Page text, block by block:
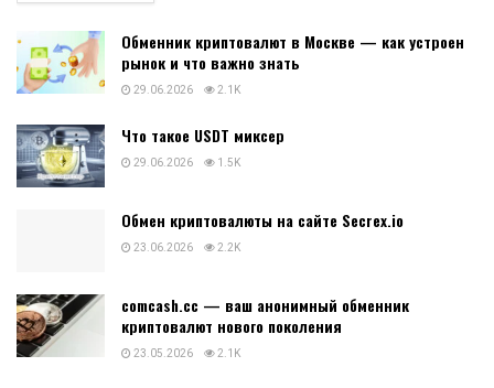
Обменник криптовалют в Москве — как устроен
рынок и что важно знать
29.06.2026 2.1K
Что такое USDT миксер
29.06.2026 1.5K
Обмен криптовалюты на сайте Secrex.io
23.06.2026 2.2K
comcash.cc — ваш анонимный обменник
криптовалют нового поколения
23.05.2026 2.1K